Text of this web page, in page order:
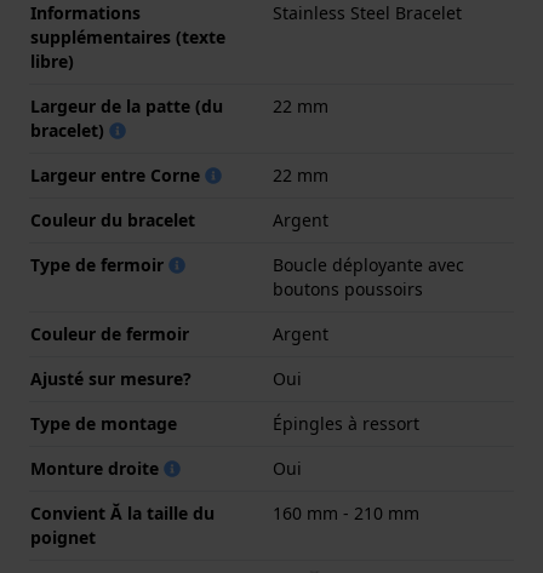
Informations
supplémentaires (texte
libre)
Stainless Steel Bracelet
Largeur de la patte (du
bracelet)
22 mm
Largeur entre Corne
22 mm
Couleur du bracelet
Argent
Type de fermoir
Boucle déployante avec
boutons poussoirs
Couleur de fermoir
Argent
Ajusté sur mesure?
Oui
Type de montage
Épingles à ressort
Monture droite
Oui
Convient Ă la taille du
poignet
160 mm - 210 mm